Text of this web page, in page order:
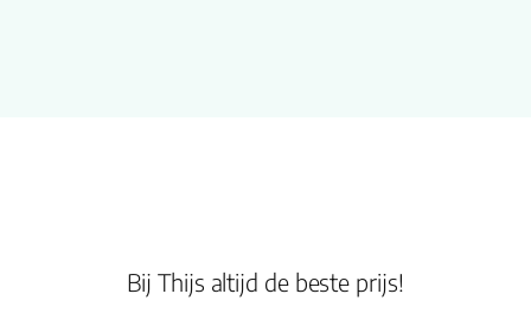
Bij Thijs altijd de beste prijs!